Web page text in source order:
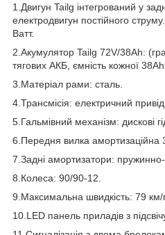
1.Двигун Tailg інтегрований у
електродвигун постійного
Ватт.
2.Акумулятор Tailg 72V/38Ah:
тягових АКБ, ємність кожної
3.Матеріал рами: сталь.
4.Трансмісія: електричний привід.
5.Гальмівний механізм: дискові
6.Передня вилка амортизаційна
7.Задні амортизатори: пружинно-
8.Колеса: 90/90-12.
9.Максимальна швидкість: 79 км/
10.LED панель приладів з